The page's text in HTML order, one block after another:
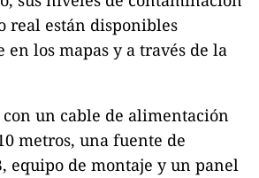
real están disponibles
los mapas y a través de la
un cable de alimentación
metros, una fuente de
equipo de montaje y un panel